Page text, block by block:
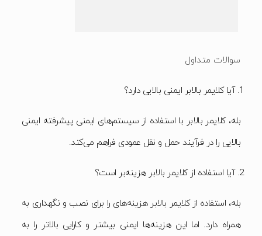
سوالات متداول
آیا کلایمر بالابر ایمنی بالایی دارد؟
بله، کلایمر بالابر با استفاده از سیستم‌های ایمنی پیشرفته ایمنی
بالایی را در فرآیند حمل و نقل عمودی فراهم می‌کند.
آیا استفاده از کلایمر بالابر هزینه‌بر است؟
بله، استفاده از کلایمر بالابر هزینه‌های را برای نصب و نگهداری به
همراه دارد. اما این هزینه‌ها ایمنی بیشتر و کارایی بالاتر را به